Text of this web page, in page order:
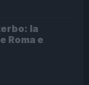
la
Roma e